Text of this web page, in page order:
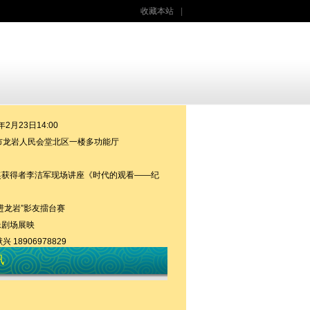
收藏本站
2月23日14:00
龙岩人民会堂北区一楼多功能厅
获得者李洁军现场讲座《时代的观看——纪
龙岩”影友擂台赛
场展映
兴 18906978829